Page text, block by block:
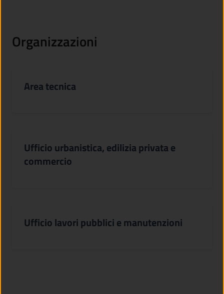
Organizzazioni
Area tecnica
Ufficio urbanistica, edilizia privata e
commercio
Ufficio lavori pubblici e manutenzioni